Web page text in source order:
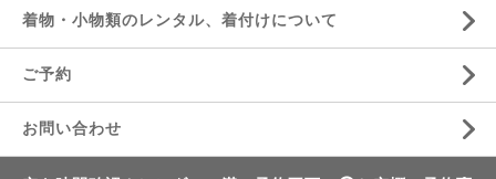
着物・小物類のレンタル、着付けについて
ご予約
お問い合わせ